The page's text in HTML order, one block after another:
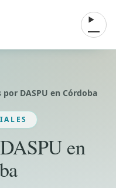
Abrir
DASPU en Córdoba
en